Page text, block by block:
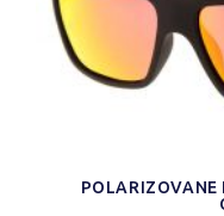
POLARIZOVANE